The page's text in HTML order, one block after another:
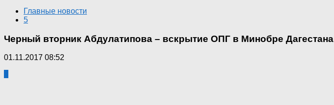
Главные новости
5
Черный вторник Абдулатипова – вскрытие ОПГ в Минобре Дагестана
01.11.2017 08:52